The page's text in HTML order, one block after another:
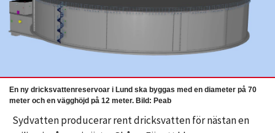
En ny dricksvattenreservoar i Lund ska byggas med en diameter på 70
meter och en vägghöjd på 12 meter. Bild: Peab
Sydvatten producerar rent dricksvatten för nästan en